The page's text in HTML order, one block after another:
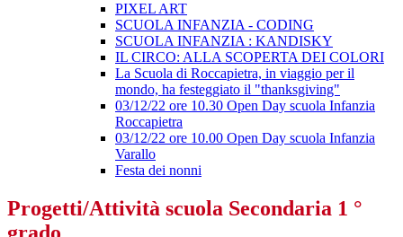
PIXEL ART
SCUOLA INFANZIA - CODING
SCUOLA INFANZIA : KANDISKY
IL CIRCO: ALLA SCOPERTA DEI COLORI
La Scuola di Roccapietra, in viaggio per il
mondo, ha festeggiato il "thanksgiving"
03/12/22 ore 10.30 Open Day scuola Infanzia
Roccapietra
03/12/22 ore 10.00 Open Day scuola Infanzia
Varallo
Festa dei nonni
Progetti/Attività scuola Secondaria 1 °